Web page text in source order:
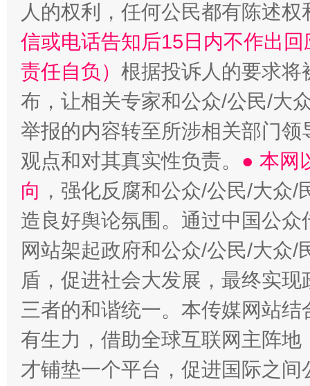
一颗心始终滚烫 还
人的权利，任何公民都有陈述
信或电话告知后15日内不作出
责任自负） 根据投诉人的要求将
布，让相关专家和公众/公民/大
举报的内容转至所涉相关部门
观点和对其真实性负责。 ● 本网
向 ，强化反腐和公众/公民/大众
造良好舆论氛围。通过中国公
网站架起政府和公众/公民/大众
盾，促进社会大发展，最终实
三者的和谐统一。本传媒网站
有生力，借助全球互联网主阵
才铺垫一个平台，促进国际之